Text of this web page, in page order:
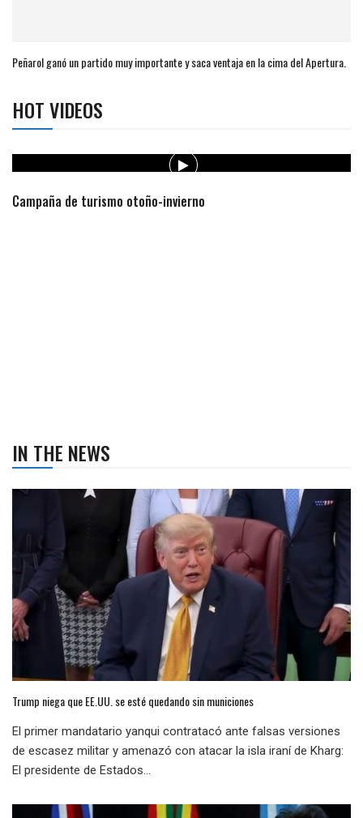
Peñarol ganó un partido muy importante y saca ventaja en la cima del Apertura.
HOT VIDEOS
Campaña de turismo otoño-invierno
IN THE NEWS
Trump niega que EE.UU. se esté quedando sin municiones
El primer mandatario yanqui contratacó ante falsas versiones
de escasez militar y amenazó con atacar la isla iraní de Kharg:
El presidente de Estados...